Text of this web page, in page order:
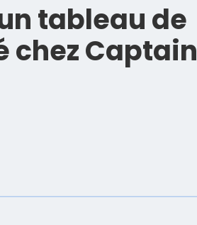
tableau de
chez Captain